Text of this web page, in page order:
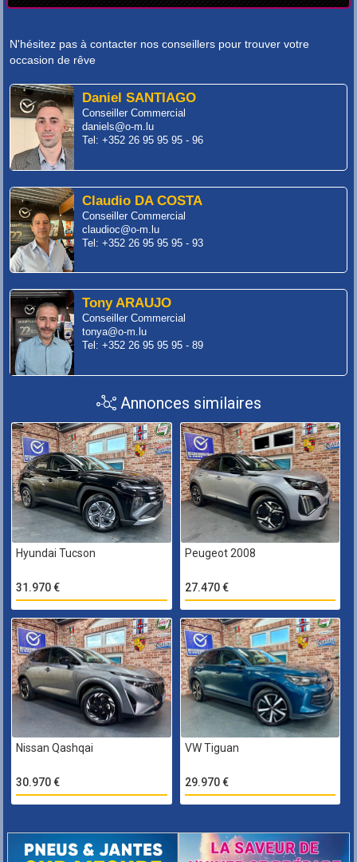
N'hésitez pas à contacter nos conseillers pour trouver votre
occasion de rêve
Daniel SANTIAGO
Conseiller Commercial
daniels@o-m.lu
Tel: +352 26 95 95 95 - 96
Claudio DA COSTA
Conseiller Commercial
claudioc@o-m.lu
Tel: +352 26 95 95 95 - 93
Tony ARAUJO
Conseiller Commercial
tonya@o-m.lu
Tel: +352 26 95 95 95 - 89
Annonces similaires
Hyundai Tucson
31.970 €
Peugeot 2008
27.470 €
Nissan Qashqai
30.970 €
VW Tiguan
29.970 €